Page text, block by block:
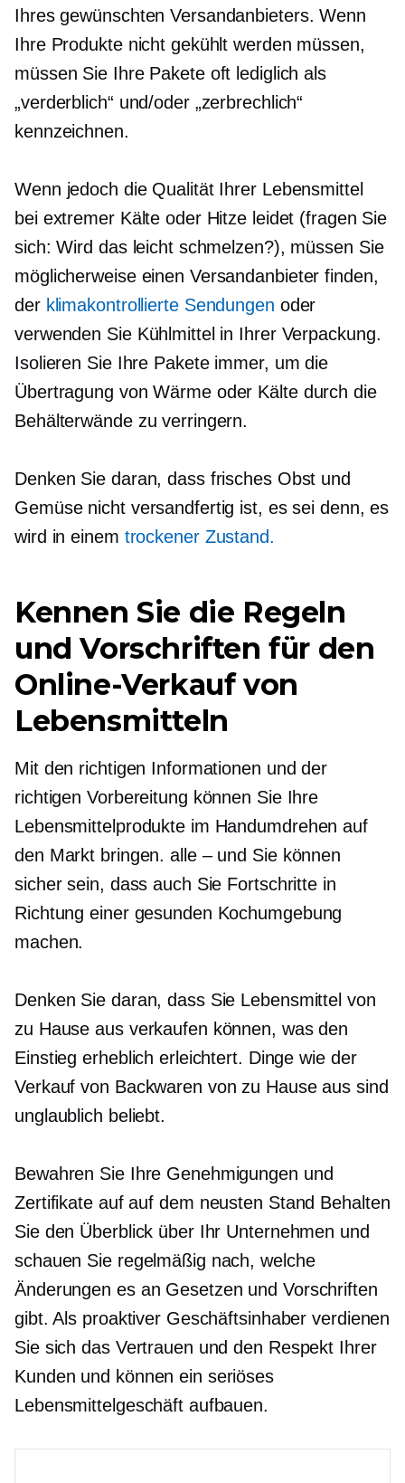
Ihres gewünschten Versandanbieters. Wenn
Ihre Produkte nicht gekühlt werden müssen,
müssen Sie Ihre Pakete oft lediglich als
„verderblich“ und/oder „zerbrechlich“
kennzeichnen.
Wenn jedoch die Qualität Ihrer Lebensmittel
bei extremer Kälte oder Hitze leidet (fragen Sie
sich: Wird das leicht schmelzen?), müssen Sie
möglicherweise einen Versandanbieter finden,
der klimakontrollierte Sendungen oder
verwenden Sie Kühlmittel in Ihrer Verpackung.
Isolieren Sie Ihre Pakete immer, um die
Übertragung von Wärme oder Kälte durch die
Behälterwände zu verringern.
Denken Sie daran, dass frisches Obst und
Gemüse nicht versandfertig ist, es sei denn, es
wird in einem trockener Zustand.
Kennen Sie die Regeln
und Vorschriften für den
Online-Verkauf von
Lebensmitteln
Mit den richtigen Informationen und der
richtigen Vorbereitung können Sie Ihre
Lebensmittelprodukte im Handumdrehen auf
den Markt bringen.alle – und Sie können
sicher sein, dass auch Sie Fortschritte in
Richtung einer gesunden Kochumgebung
machen.
Denken Sie daran, dass Sie Lebensmittel von
zu Hause aus verkaufen können, was den
Einstieg erheblich erleichtert. Dinge wie der
Verkauf von Backwaren von zu Hause aus sind
unglaublich beliebt.
Bewahren Sie Ihre Genehmigungen und
Zertifikate aufauf dem neusten Stand Behalten
Sie den Überblick über Ihr Unternehmen und
schauen Sie regelmäßig nach, welche
Änderungen es an Gesetzen und Vorschriften
gibt. Als proaktiver Geschäftsinhaber verdienen
Sie sich das Vertrauen und den Respekt Ihrer
Kunden und können ein seriöses
Lebensmittelgeschäft aufbauen.